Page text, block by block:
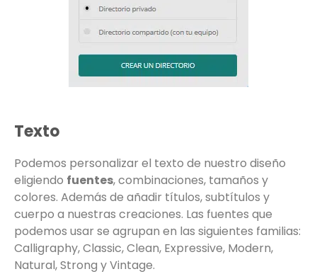
Texto
Podemos personalizar el texto de nuestro diseño
eligiendo fuentes, combinaciones, tamaños y
colores. Además de añadir títulos, subtítulos y
cuerpo a nuestras creaciones. Las fuentes que
podemos usar se agrupan en las siguientes familias:
Calligraphy, Classic, Clean, Expressive, Modern,
Natural, Strong y Vintage.